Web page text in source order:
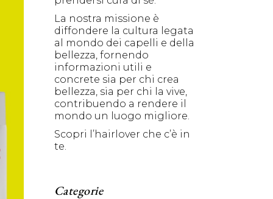
La nostra missione è
diffondere la cultura legata
al mondo dei capelli e della
bellezza, fornendo
informazioni utili e
concrete sia per chi crea
bellezza, sia per chi la vive,
contribuendo a rendere il
mondo un luogo migliore.
Scopri l’hairlover che c’è in
te.
Categorie